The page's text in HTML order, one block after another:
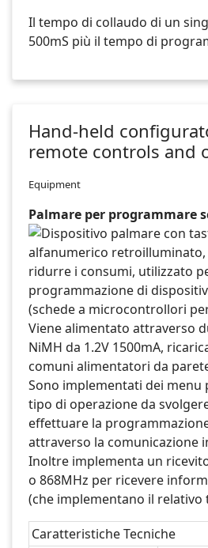
Il tempo di collaudo di un
500mS più il tempo di
Hand-held
remote controls and
Equipment
Palmare per programmare
Dispositivo palmare con
alfanumerico
ridurre i consumi, utilizzato
programmazione di
(schede a microcontrollori
Viene alimentato attraverso
NiMH da 1.2V 1500mA,
comuni alimentatori da
Sono implementati dei menu
tipo di operazione da
effettuare la
attraverso la comunicazione
Inoltre implementa un
o 868MHz per ricevere
(che implementano il
Caratteristiche Tecniche